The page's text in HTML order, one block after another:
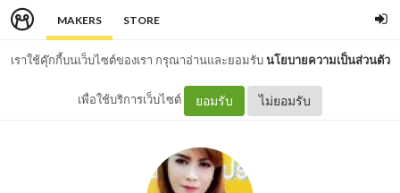
MAKERS STORE
เราใช้คุ๊กกี้บนเว็บไซต์ของเรา กรุณาอ่านและยอมรับนโยบายความเป็นส่วนตัว
เพื่อใช้บริการเว็บไซต์ ยอมรับ ไม่ยอมรับ